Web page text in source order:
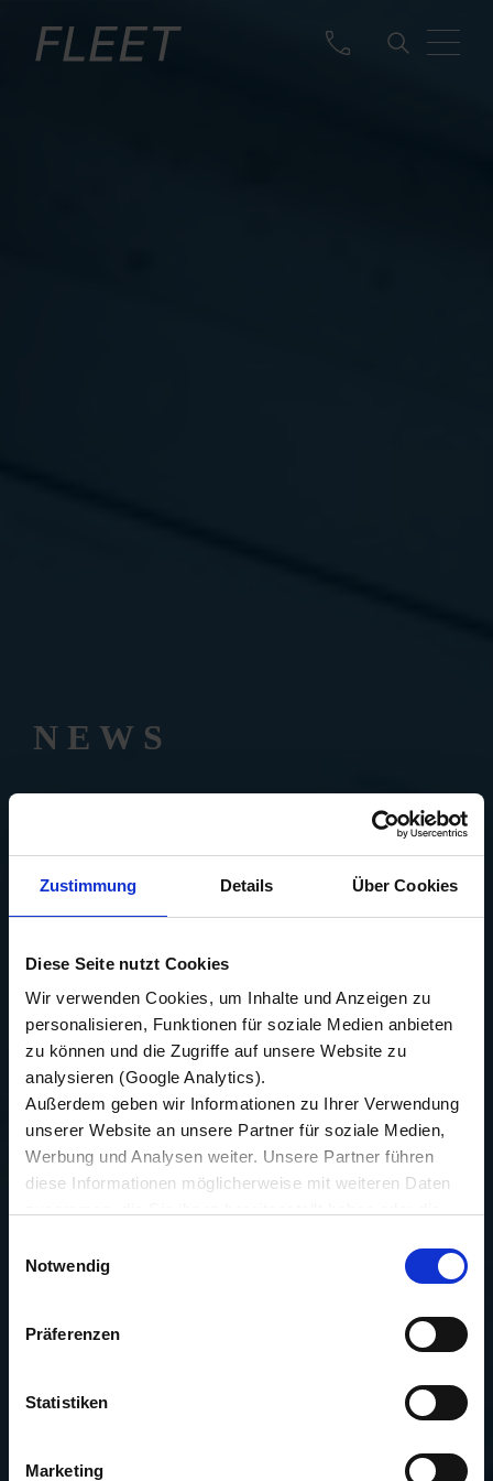
Zustimmung Details Über Cookies
Diese Seite nutzt Cookies
Wir verwenden Cookies, um Inhalte und Anzeigen zu
personalisieren, Funktionen für soziale Medien anbieten
zu können und die Zugriffe auf unsere Website zu
analysieren (Google Analytics).
Außerdem geben wir Informationen zu Ihrer Verwendung
unserer Website an unsere Partner für soziale Medien,
Werbung und Analysen weiter. Unsere Partner führen
diese Informationen möglicherweise mit weiteren Daten
haben.
Wir setzen im Rahmen des Trackings auch Dienstleister
in Drittländern außerhalb der EU mit abweichenden
Datenschutzbestimmungen ein, wodurch das Risiko von
übermittelter Daten bestehen kann.
Notwendig
Präferenzen
Statistiken
Marketing
NEWS